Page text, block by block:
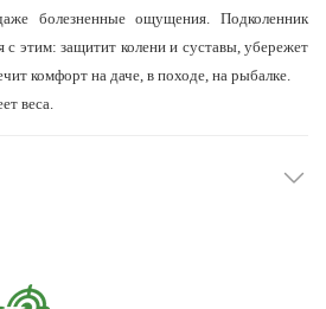
болезненные ощущения. Подколенник
этим: защитит колени и суставы, убережет
комфорт на даче, в походе, на рыбалке.
веса.